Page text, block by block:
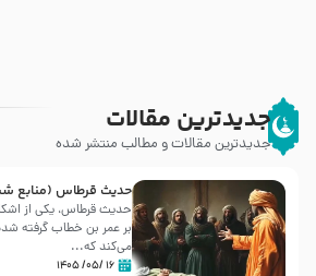
جدیدترین مقالات
جدیدترین مقالات و مطالب منتشر شده
حدیث قرطاس (منابع
حدیث قرطاس، یکی از
بر عمر بن خطاب گرفته
می‌کند که...
۱۶ /۰۵/ ۱۴۰۵